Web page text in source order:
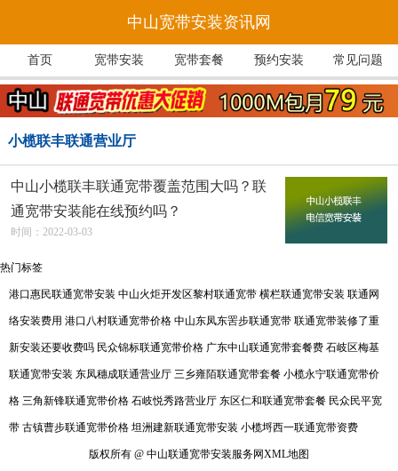
中山宽带安装资讯网
首页 宽带安装 宽带套餐 预约安装 常见问题
小榄联丰联通营业厅
中山小榄联丰联通宽带覆盖范围大吗？联
通宽带安装能在线预约吗？
时间：2022-03-03
热门标签
港口惠民联通宽带安装 中山火炬开发区黎村联通宽带 横栏联通宽带安装 联通网
络安装费用 港口八村联通宽带价格 中山东凤东罟步联通宽带 联通宽带装修了重
新安装还要收费吗 民众锦标联通宽带价格 广东中山联通宽带套餐费 石岐区梅基
联通宽带安装 东凤穗成联通营业厅 三乡雍陌联通宽带套餐 小榄永宁联通宽带价
格 三角新锋联通宽带价格 石岐悦秀路营业厅 东区仁和联通宽带套餐 民众民平宽
带 古镇曹步联通宽带价格 坦洲建新联通宽带安装 小榄埒西一联通宽带资费
版权所有 @ 中山联通宽带安装服务网XML地图